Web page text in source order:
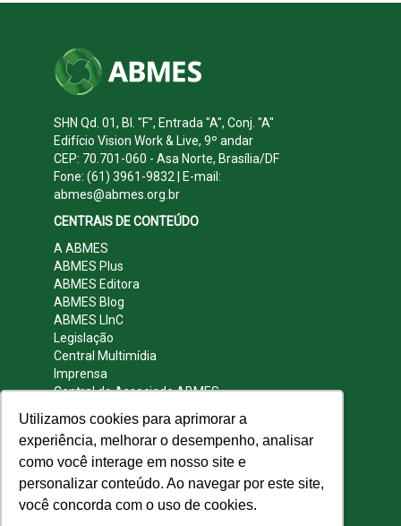
Utilizamos cookies para aprimorar a
experiência, melhorar o desempenho, analisar
como você interage em nosso site e
personalizar conteúdo. Ao navegar por este site,
você concorda com o uso de cookies.
SHN Qd. 01, Bl. "F", Entrada "A", Conj. "A"
Edifício Vision Work & Live, 9º andar
CEP: 70.701-060 - Asa Norte, Brasília/DF
Fone: (61) 3961-9832 | E-mail:
abmes@abmes.org.br
CENTRAIS DE CONTEÚDO
A ABMES
ABMES Plus
ABMES Editora
ABMES Blog
ABMES LInC
Legislação
Central Multimídia
Imprensa
Central do Associado ABMES
REDES SOCIAIS